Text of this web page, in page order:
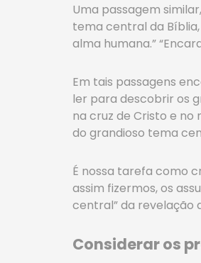
Uma passagem
tema central da
alma humana.”
Em tais passagens
ler para descobrir os
na cruz de Cristo e no
do grandioso tema
É nossa tarefa como
assim fizermos, os
central” da revelação
Considerar os